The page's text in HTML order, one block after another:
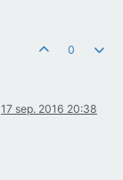
0
17 sep. 2016 20:38